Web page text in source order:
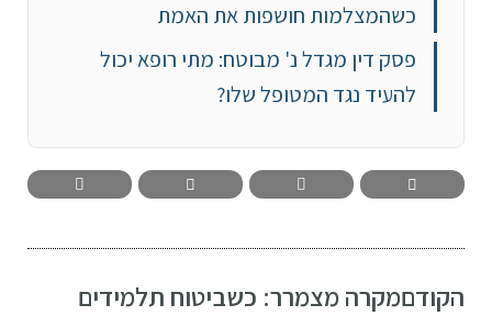
כשהמצלמות חושפות את האמת
פסק דין מגדל נ' מבוטח: מתי רופא יכול
להעיד נגד המטופל שלו?
הקודםמקרה מצמרר: כשביטוח תלמידים